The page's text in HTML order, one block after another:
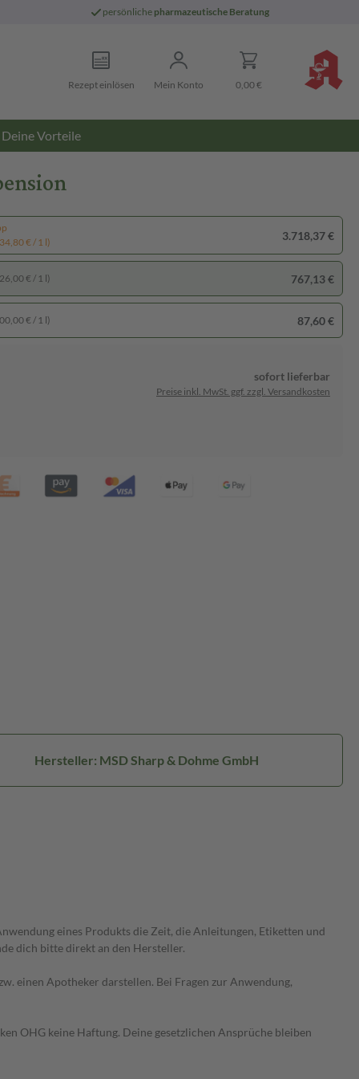
persönliche pharmazeutische Beratung
Rezept einlösen Mein Konto 0,00 €
Deine Vorteile
€ / 1 l)
3.718,37 €
€ / 1 l) 767,13 €
€ / 1 l) 87,60 €
sofort lieferbar
Preise inkl. MwSt. ggf. zzgl. Versandkosten
Hersteller: MSD Sharp & Dohme GmbH
eines Produkts die Zeit, die Anleitungen, Etiketten und
dich bitte direkt an den Hersteller.
einen Apotheker darstellen. Bei Fragen zur Anwendung,
OHG keine Haftung. Deine gesetzlichen Ansprüche bleiben